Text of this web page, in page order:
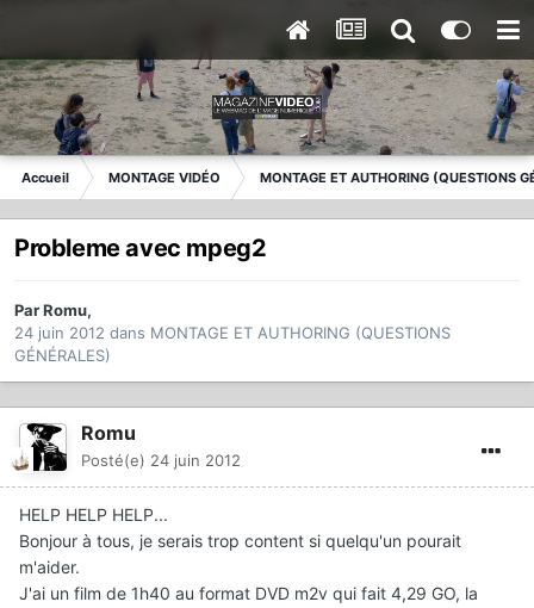
Accueil MONTAGE VIDÉO MONTAGE ET AUTHORING (QUESTIONS
Probleme avec mpeg2
ParRomu,
24 juin 2012 dans MONTAGE ET AUTHORING (QUESTIONS
GÉNÉRALES)
Romu
Posté(e) 24 juin 2012
HELP HELP HELP...
Bonjour à tous, je serais trop content si quelqu'un pourait
m'aider.
J'ai un film de 1h40 au format DVD m2v qui fait 4,29 GO, la